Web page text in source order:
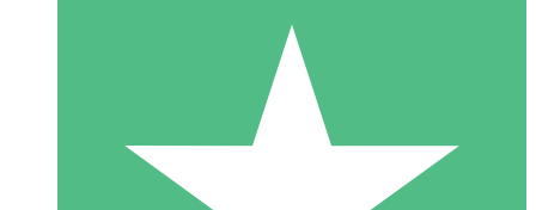
10 Nedladdningar
20 00